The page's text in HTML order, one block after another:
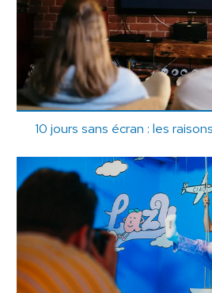
10 jours sans écran : les